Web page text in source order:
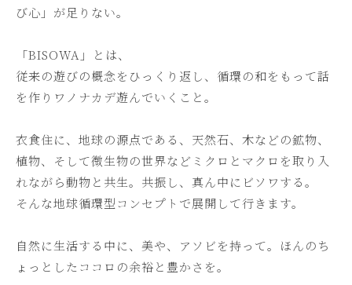
び心」が足りない。
「BISOWA」とは、
従来の遊びの概念をひっくり返し、循環の和をもって話
を作りワノナカデ遊んでいくこと。
衣食住に、地球の源点である、天然石、木などの鉱物、
植物、そして微生物の世界などミクロとマクロを取り入
れながら動物と共生。共振し、真ん中にビソワする。
そんな地球循環型コンセプトで展開して行きます。
自然に生活する中に、美や、アソビを持って。ほんのち
ょっとしたココロの余裕と豊かさを。